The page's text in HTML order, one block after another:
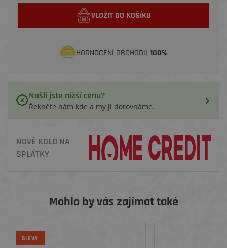
VLOŽIT DO KOŠÍKU
HODNOCENÍ OBCHODU 100%
Našli jste nižší cenu?
Řekněte nám kde a my ji dorovnáme.
NOVÉ KOLO NA
SPLÁTKY
Mohlo by vás zajímat také
SLEVA